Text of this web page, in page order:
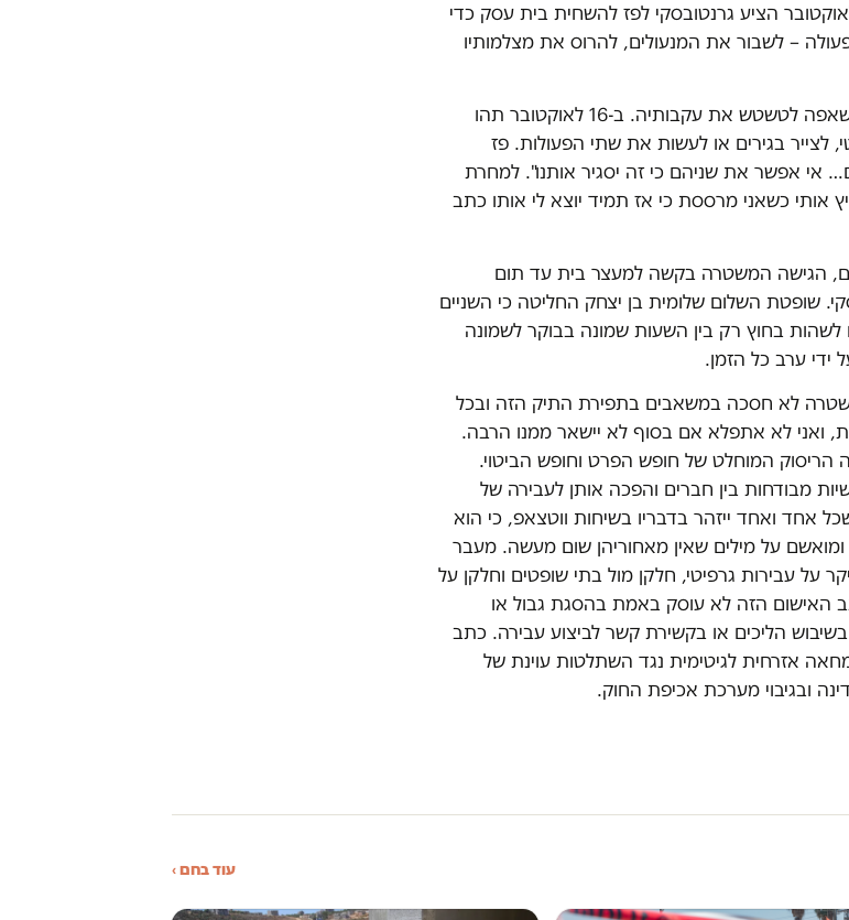
"הלבנים". ב-15 לאוקטובר הציע גרנטובסקי לפז להשחית בית עסק כדי
– לשבור את המנעולים, להרוס את מצלמותיו
כעולה מכתב האישום, פז שאפה לטשטש את עקבותיה. ב-16 לאוקטובר תהו
לצייר בגירים או לעשות את שתי הפעולות. פז
אי אפשר את שניהם כי זה יסגיר אותנו". למחרת
כשאני מרססת כי אז תמיד יוצא לי אותו כתב
הגישה המשטרה בקשה למעצר בית עד תום
שופטת השלום שלומית בן יצחק החליטה כי השניים
לשהות בחוץ רק בין השעות שמונה בבוקר לשמונה
ידי ערב כל הזמן.
לא חסכה במשאבים בתפירת התיק הזה ובכל
ואני לא אתפלא אם בסוף לא יישאר ממנו הרבה.
המוחלט של חופש הפרט וחופש הביטוי.
מבודחות בין חברים והפכה אותן לעבירה של
אחד ואחד ייזהר בדבריו בשיחות ווטצאפ, כי הוא
ומואשם על מילים שאין מאחוריהן שום מעשה. מעבר
על עבירות גרפיטי, חלקן מול בתי שופטים וחלקן על
האישום הזה לא עוסק באמת בהסגת גבול או
הליכים או בקשירת קשר לביצוע עבירה. כתב
אזרחית לגיטימית נגד השתלטות עוינת של
ובגיבוי מערכת אכיפת החוק.
עוד בחם ›